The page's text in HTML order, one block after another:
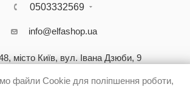
0503332569
info@elfashop.ua
місто Київ, вул. Івана Дзюби, 9
файли Cookie для поліпшення роботи,